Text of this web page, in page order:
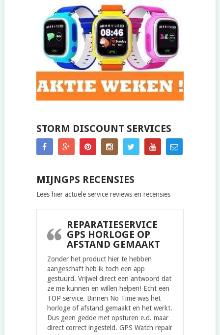
STORM DISCOUNT SERVICES
MIJNGPS RECENSIES
Lees hier actuele service reviews en recensies
REPARATIESERVICE
GPS HORLOGE OP
AFSTAND GEMAAKT
Zonder het product hier te hebben
aangeschaft heb ik toch een app
gestuurd. Vrijwel direct een antwoord dat
ze me kunnen en willen helpen! Echt een
TOP service. Binnen No Time was het
horloge of afstand gemaakt en het werkt.
Dus geen gedoe met opsturen e.d. maar
direct correct ingesteld. GPS Watch repair